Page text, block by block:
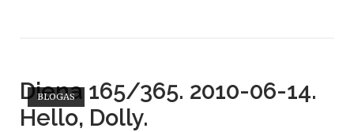
BLOGAS
Diena 165/365. 2010-06-14.
Hello, Dolly.